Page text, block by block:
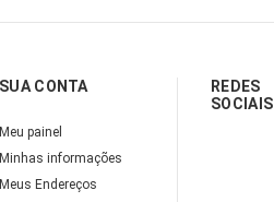
SUA CONTA
Meu painel
Minhas informações
Meus Endereços
REDES
SOCIAIS